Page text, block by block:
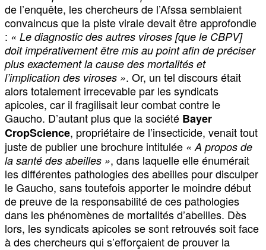
de l’enquête, les chercheurs de l’Afssa semblaient
convaincus que la piste virale devait être approfondie
: « Le diagnostic des autres viroses [que le CBPV]
doit impérativement être mis au point afin de préciser
plus exactement la cause des mortalités et
l’implication des viroses ». Or, un tel discours était
alors totalement irrecevable par les syndicats
apicoles, car il fragilisait leur combat contre le
Gaucho. D’autant plus que la société Bayer
CropScience, propriétaire de l’insecticide, venait tout
juste de publier une brochure intitulée « A propos de
la santé des abeilles », dans laquelle elle énumérait
les différentes pathologies des abeilles pour disculper
le Gaucho, sans toutefois apporter le moindre début
de preuve de la responsabilité de ces pathologies
dans les phénomènes de mortalités d’abeilles. Dès
lors, les syndicats apicoles se sont retrouvés soit face
à des chercheurs qui s’efforçaient de prouver la